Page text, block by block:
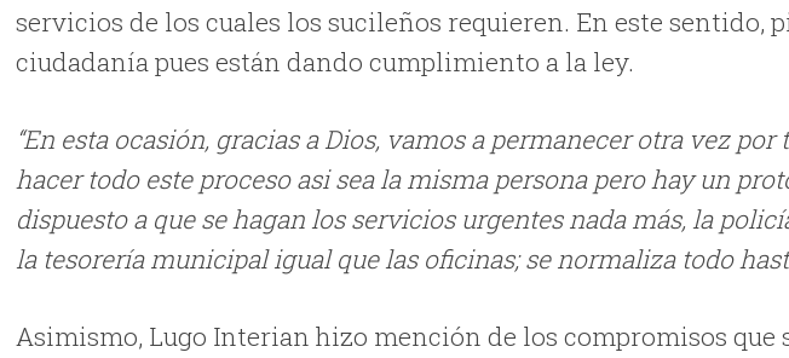
servicios de los cuales los sucileños requieren. En este sentido,
ciudadanía pues están dando cumplimiento a la ley.
“En esta ocasión, gracias a Dios, vamos a permanecer otra vez por
hacer todo este proceso asi sea la misma persona pero hay un
dispuesto a que se hagan los servicios urgentes nada más, la
la tesorería municipal igual que las oficinas; se normaliza todo
Asimismo, Lugo Interian hizo mención de los compromisos que